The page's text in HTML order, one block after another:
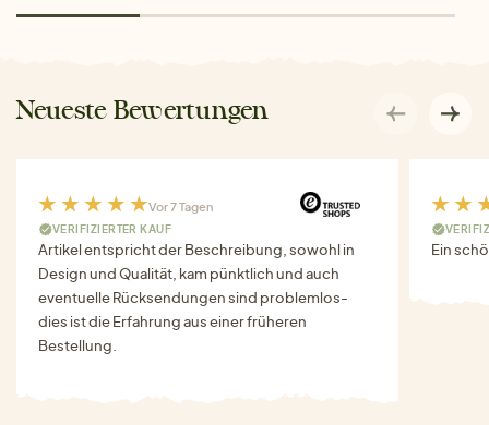
Neueste Bewertungen
Vor 7 Tagen
VERIFIZIERTER KAUF
Artikel entspricht der Beschreibung, sowohl in
Design und Qualität, kam pünktlich und auch
eventuelle Rücksendungen sind problemlos-
dies ist die Erfahrung aus einer früheren
Bestellung.
Ein